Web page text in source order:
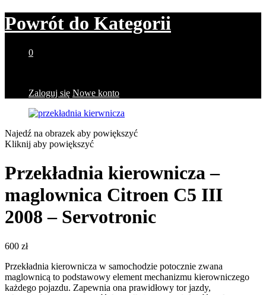
Powrót do Kategorii
0
Zaloguj się Nowe konto
Najedź na obrazek aby powiększyć
Kliknij aby powiększyć
Przekładnia kierownicza –
maglownica Citroen C5 III
2008 – Servotronic
600 zł
Przekładnia kierownicza w samochodzie potocznie zwana
maglownicą to podstawowy element mechanizmu kierowniczego
każdego pojazdu. Zapewnia ona prawidłowy tor jazdy,